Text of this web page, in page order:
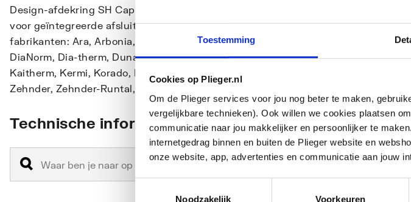
Toestemming
Cookies op Plieger.nl
Om de Plieger services voor jou nog beter te maken,
vergelijkbare technieken). Ook willen we cookies plaatsen
communicatie naar jou makkelijker en persoonlijker te
internetgedrag binnen en buiten de Plieger website en
onze website, app, advertenties en communicatie aan jouw
Toestemmingsselectie
Noodzakelijk
Voorkeuren
Design-afdekring SH Cap. Passend voor afsluiters met draadaansluiting M 3 x 1,5
voor geïntegreerde afsluiterhuizen met draadaansluiting M 3 x 1,5 van de
fabrikanten: Ara, Arbonia, Caradon-Stelrad, Cetra, Concept, Dekatherm, Delta,
DiaNorm, Dia-therm, Dunaferr, DURA, Ferroli, Hagetec, Henrad, HM-Galant,
Kaitherm, Kermi, Korado, Manaut, Purmo, Radson, Rettig, Starpan, Superia, VEHA,
Zehnder, Zehnder-Runtal, Zenith. Instelbereik: 7 - 28 °C, instelschaal: * 1 - 5, met
Technische informatie